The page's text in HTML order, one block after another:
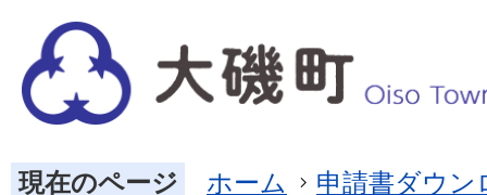
現在のページ ホーム 申請書ダウン